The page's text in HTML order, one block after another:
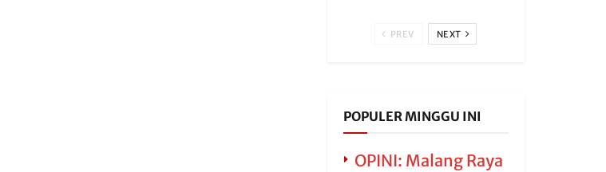
PREV NEXT
POPULER MINGGU INI
OPINI: Malang Raya